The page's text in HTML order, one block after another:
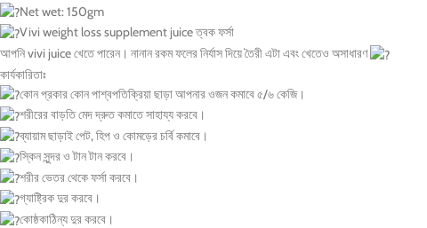
Net wet: 150gm
Vivi weight loss supplement juice ত্বক ফর্সা
আপনি vivi juice খেতে পারেন। নানান রকম ফলের নির্যাস দিয়ে তৈরী এটা এবং খেতেও অসাধারণ
কার্যকারিতাঃ
কোন প্রকার কোন পাশ্বপতিক্রিয়া ছাড়া আপনার ওজন কমাবে ৫/৬ কেজি।
শরীরের বাড়তি মেদ দ্রুত কমাতে সাহায্য করবে।
ব্যায়াম ছাড়াই পেট, হিপ ও কোমড়ের চর্বি কমাবে।
স্কিন সুন্দর ও টান টান করবে।
শরীর ভেতর থেকে ফর্সা করবে।
গ্যাষ্ট্রিক দুর করবে।
কোষ্ঠকাঠিন্য দুর করবে।